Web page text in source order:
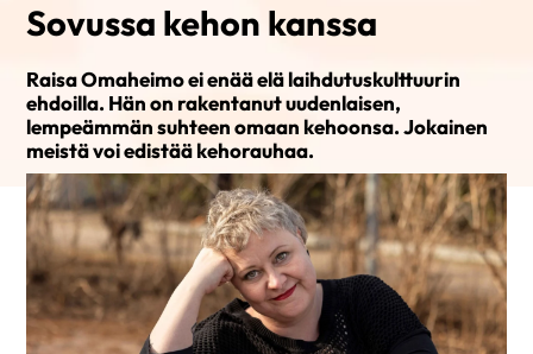
Sovussa kehon kanssa
Raisa Omaheimo ei enää elä laihdutuskulttuurin
ehdoilla. Hän on rakentanut uudenlaisen,
lempeämmän suhteen omaan kehoonsa. Jokainen
meistä voi edistää kehorauhaa.